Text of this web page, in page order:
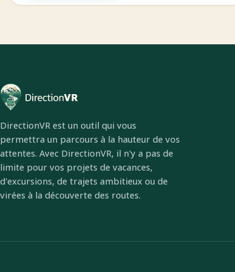
DirectionVR est un outil qui vous
permettra un parcours à la hauteur de vos
attentes. Avec DirectionVR, il n'y a pas de
limite pour vos projets de vacances,
d'excursions, de trajets ambitieux ou de
virées à la découverte des routes.